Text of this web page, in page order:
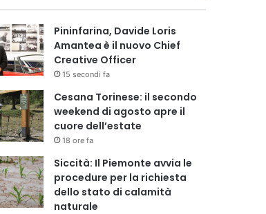
Pininfarina, Davide Loris
Amantea è il nuovo Chief
Creative Officer
15 secondi fa
Cesana Torinese: il secondo
weekend di agosto apre il
cuore dell’estate
18 ore fa
Siccità: Il Piemonte avvia le
procedure per la richiesta
dello stato di calamità
naturale